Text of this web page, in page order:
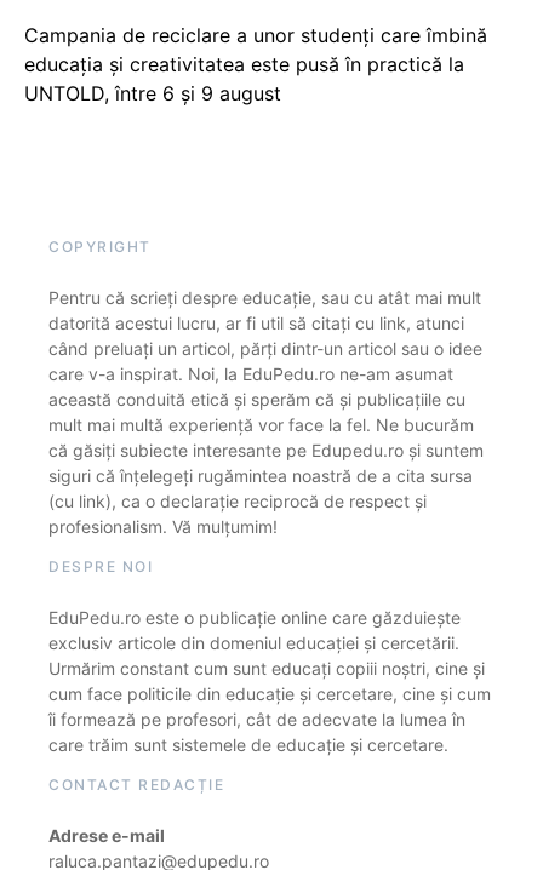
Campania de reciclare a unor studenți care îmbină
educația și creativitatea este pusă în practică la
UNTOLD, între 6 și 9 august
COPYRIGHT
Pentru că scrieți despre educație, sau cu atât mai mult
datorită acestui lucru, ar fi util să citați cu link, atunci
când preluați un articol, părți dintr-un articol sau o idee
care v-a inspirat. Noi, la EduPedu.ro ne-am asumat
această conduită etică și sperăm că și publicațiile cu
mult mai multă experiență vor face la fel. Ne bucurăm
că găsiți subiecte interesante pe Edupedu.ro și suntem
siguri că înțelegeți rugămintea noastră de a cita sursa
(cu link), ca o declarație reciprocă de respect și
profesionalism. Vă mulțumim!
DESPRE NOI
EduPedu.ro este o publicație online care găzduiește
exclusiv articole din domeniul educației și cercetării.
Urmărim constant cum sunt educați copiii noștri, cine și
cum face politicile din educație și cercetare, cine și cum
îi formează pe profesori, cât de adecvate la lumea în
care trăim sunt sistemele de educație și cercetare.
CONTACT REDACȚIE
Adrese e-mail
raluca.pantazi@edupedu.ro